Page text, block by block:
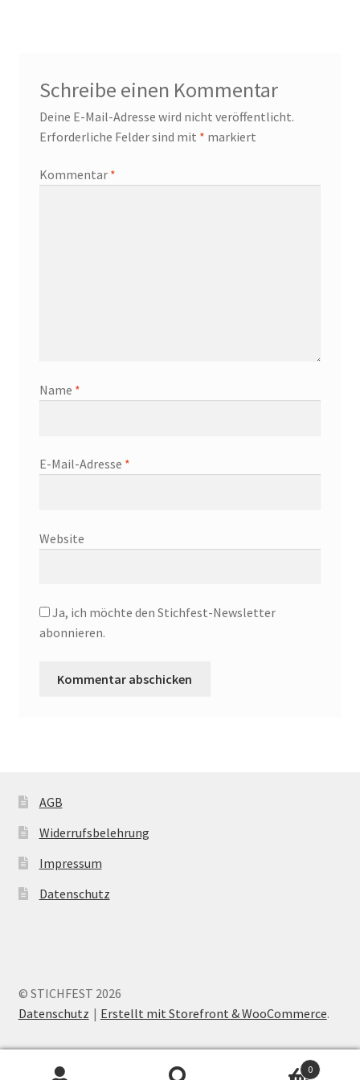
Schreibe einen Kommentar
Deine E-Mail-Adresse wird nicht veröffentlicht.
Erforderliche Felder sind mit * markiert
Kommentar *
Name *
E-Mail-Adresse *
Website
Ja, ich möchte den Stichfest-Newsletter
abonnieren.
AGB
Widerrufsbelehrung
Impressum
Datenschutz
© STICHFEST 2026
Datenschutz
Erstellt mit Storefront & WooCommerce.
0